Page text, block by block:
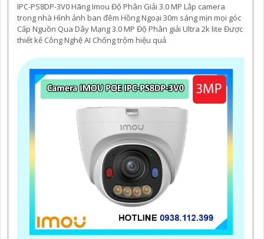
IPC-PS8DP-3V0 Hãng Imou Độ Phân Giải 3.0 MP Lắp camera
trong nhà Hình ảnh ban đêm Hồng Ngoại 30m sáng mịn mọi góc
Cấp Nguồn Qua Dây Mạng 3.0 MP Độ Phân giải Ultra 2k lite Được
thiết kế Công Nghệ AI Chống trộm hiệu quả